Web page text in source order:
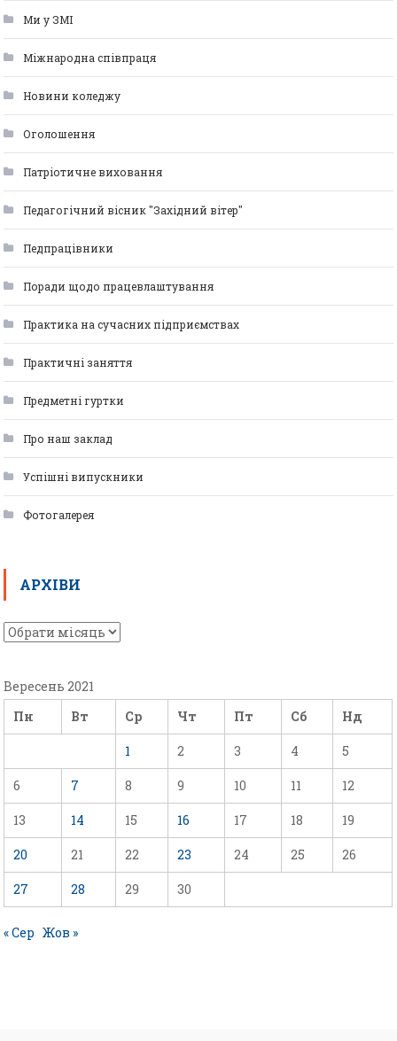
Ми у ЗМІ
Міжнародна співпраця
Новини коледжу
Оголошення
Патріотичне виховання
Педагогічний вісник "Західний вітер"
Педпрацівники
Поради щодо працевлаштування
Практика на сучасних підприємствах
Практичні заняття
Предметні гуртки
Про наш заклад
Успішні випускники
Фотогалерея
АРХІВИ
Вересень 2021
Пн
Вт Ср Чт Пт Сб Нд
1 2 3 4 5
6 7 8 9 10 11 12
13 14 15 16 17 18 19
20 21 22 23 24 25 26
27 28 29 30
« Сер Жов »